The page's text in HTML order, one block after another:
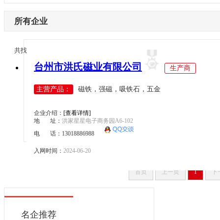
激光设备
其他机械设备
机器视觉
伺服驱动器
直驱电机
电气连接
工控机
工业交换机
内蒙古
辽宁
吉林
江苏
安徽
江西
山东
河南
广东
广西
电子制造
纺织机械
供水处理
机床工具
建材机械
起重机械
医疗设备
物流仓储
所有企业
共找到
台州市洪氏磁业有限公司 生产商
主营产品： 磁铁，强磁，吸铁石，五金
企业介绍： [查看详情]
地 址： 洪家星星电子商务园A6-102
电 话：13018886988
入网时间： 2024-06-20
首页 上一页 1 下
名企推荐